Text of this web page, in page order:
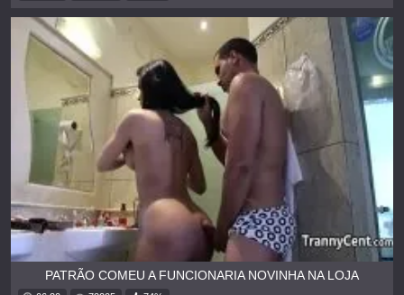
PATRÃO COMEU A FUNCIONARIA NOVINHA NA LOJA